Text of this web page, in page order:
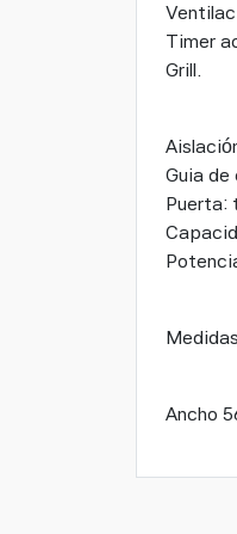
Timer
Grill.
Guia
Puerta:
Ancho